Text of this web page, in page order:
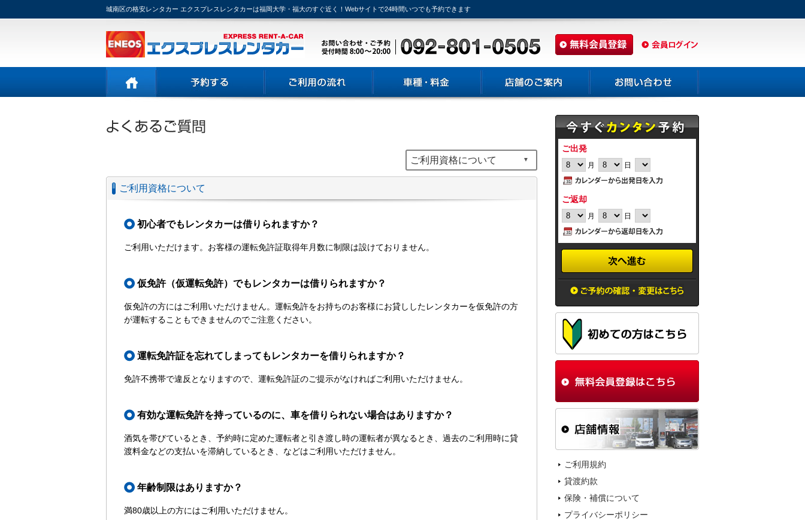
城南区の格安レンタカー エクスプレスレンタカーは福岡大学・福大のすぐ近く！Webサイトで24時間いつでも予約できます
ご利用資格について
初心者でもレンタカーは借りられますか？
ご利用いただけます。お客様の運転免許証取得年月数に制限は設けておりません。
仮免許（仮運転免許）でもレンタカーは借りられますか？
仮免許の方にはご利用いただけません。運転免許をお持ちのお客様にお貸ししたレンタカーを仮免許の方
が運転することもできませんのでご注意ください。
運転免許証を忘れてしまってもレンタカーを借りられますか？
免許不携帯で違反となりますので、運転免許証のご提示がなければご利用いただけません。
有効な運転免許を持っているのに、車を借りられない場合はありますか？
酒気を帯びているとき、予約時に定めた運転者と引き渡し時の運転者が異なるとき、過去のご利用時に貸
渡料金などの支払いを滞納しているとき、などはご利用いただけません。
年齢制限はありますか？
満80歳以上の方にはご利用いただけません。
ご出発
月 日
ご返却
月 日
ご利用規約
貸渡約款
保険・補償について
プライバシーポリシー